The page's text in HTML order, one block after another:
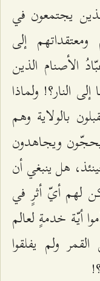
يجتمعون في
إلى
الأصنام الذين
النار؟! ولماذا
بالولاية وهم
ويجاهدون
هل ينبغي أن
لهم أيّ أثرٍ في
أيّة خدمةٍ لعالم
ولم يفلقوا